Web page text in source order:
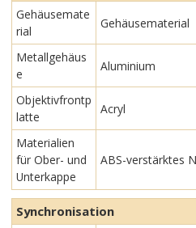
Gehäusemate
rial
Gehäusematerial
Metallgehäus
e
Aluminium
Objektivfrontp
latte
Acryl
Materialien
für Ober- und
Unterkappe
ABS-verstärktes
Synchronisation